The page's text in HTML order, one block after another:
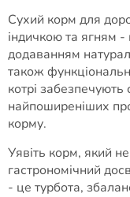
Cухий корм для
індичкою та ягням
додаванням
також
котрі
найпоширеніших
корму.
Уявіть корм, який
гастрономічний
- це турбота,